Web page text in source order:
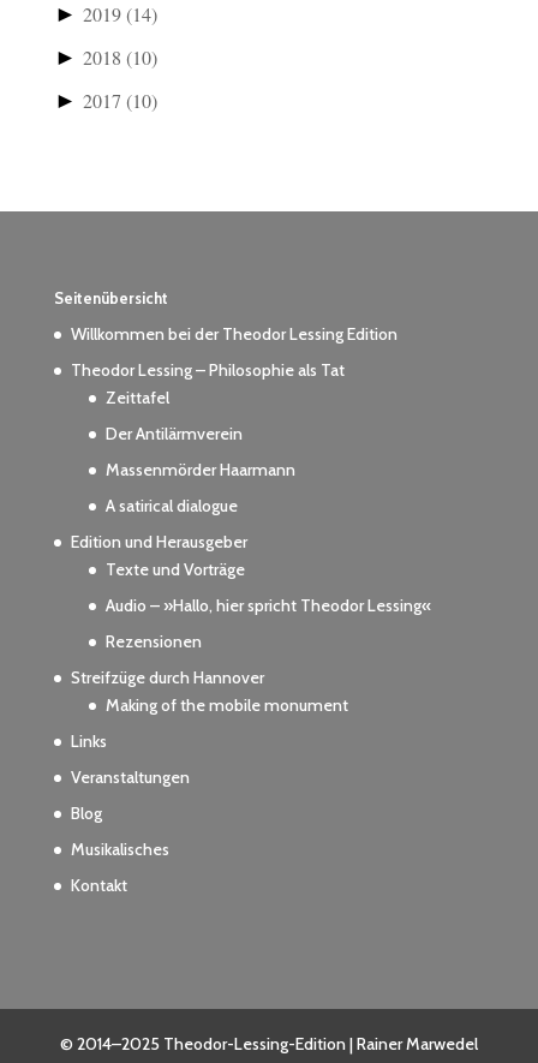
► 2019(14)
► 2018 (10)
► 2017 (10)
Seitenübersicht
Willkommen bei der Theodor Lessing Edition
Theodor Lessing – Philosophie als Tat
Zeittafel
Der Antilärmverein
Massenmörder Haarmann
A satirical dialogue
Edition und Herausgeber
Texte und Vorträge
Audio – »Hallo, hier spricht Theodor Lessing«
Rezensionen
Streifzüge durch Hannover
Making of the mobile monument
Links
Veranstaltungen
Blog
Musikalisches
Kontakt
© 2014–2025 Theodor-Lessing-Edition | Rainer Marwedel